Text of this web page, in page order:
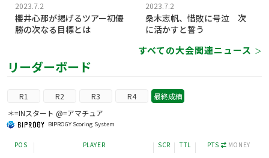
2023.7.2
櫻井心那が掲げるツアー初優
勝の次なる目標とは
2023.7.2
桑木志帆、惜敗に号泣 次
に活かすと誓う
すべての大会関連ニュース ＞
リーダーボード
R1 R2 R3 R4 最終成績
BIPROGY Scoring System
＊=INスタート @=アマチュア
POS PLAYER SCR TTL PTS MONEY